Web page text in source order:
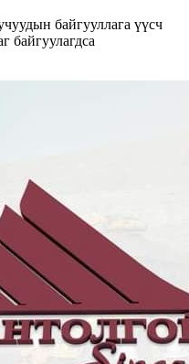
байгууллага үүсч
байгуулагдса